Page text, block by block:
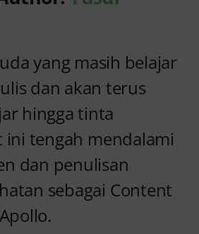
yang masih belajar
dan akan terus
hingga tinta
ini tengah mendalami
dan penulisan
sebagai Content